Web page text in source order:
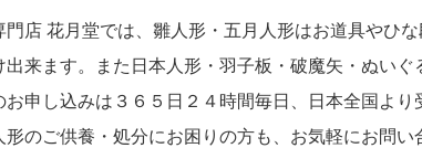
門店 花月堂では、雛人形・五月人形はお道具やひ
出来ます。また日本人形・羽子板・破魔矢・ぬいぐ
お申し込みは３６５日２４時間毎日、日本全国よ
形のご供養・処分にお困りの方も、お気軽にお問い